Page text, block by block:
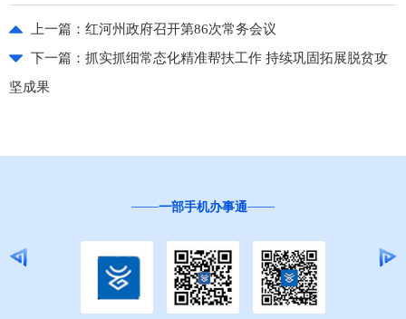
上一篇： 红河州政府召开第86次常务会议
下一篇： 抓实抓细常态化精准帮扶工作 持续巩固拓展脱贫攻
坚成果
一部手机办事通